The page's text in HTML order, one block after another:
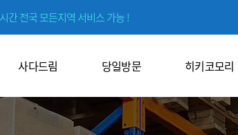
간 전국 모든지역 서비스 가능 !
사다드림 당일방문 히키코모리